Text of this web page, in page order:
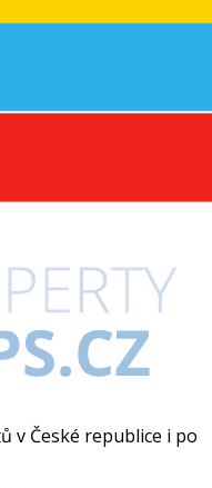
v České republice i po